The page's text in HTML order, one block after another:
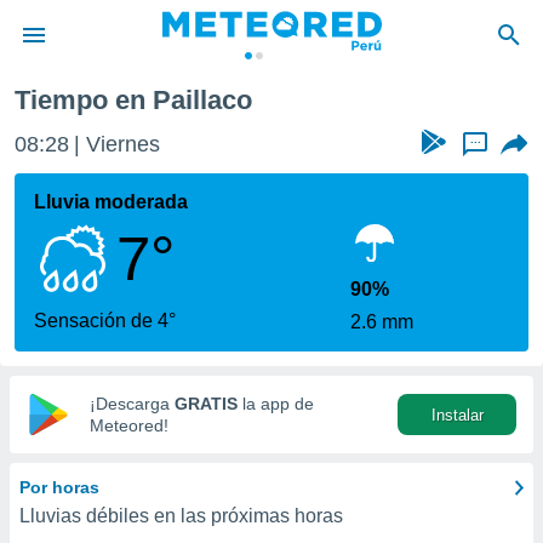
de
ha sido
para
que se
calidad.
a este
las
y
digital
basada
Tiempo en Paillaco
08:28 Viernes ...
Lluvia moderada
7°
Sensación de 4°
90%
2.6 mm
¡Descarga GRATIS la app de
Meteored!
Instalar
Por horas
Lluvias débiles en las próximas horas